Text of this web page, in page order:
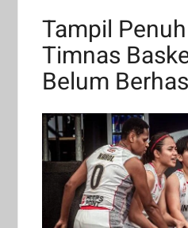
Tampil
Timnas
Belum